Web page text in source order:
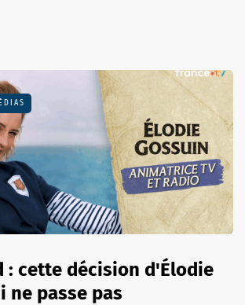
: cette décision d'Élodie
ne passe pas